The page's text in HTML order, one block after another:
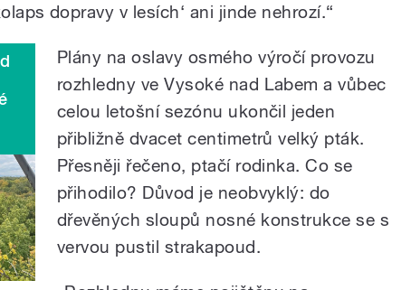
dopravy v lesích‘ ani jinde nehrozí.“
Plány na oslavy osmého výročí provozu
rozhledny ve Vysoké nad Labem a vůbec
celou letošní sezónu ukončil jeden
přibližně dvacet centimetrů velký pták.
Přesněji řečeno, ptačí rodinka. Co se
přihodilo? Důvod je neobvyklý: do
dřevěných sloupů nosné konstrukce se s
vervou pustil strakapoud.